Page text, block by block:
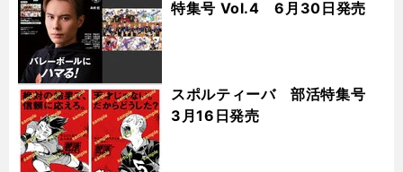
特集号 Vol.4 6月30日発売
スポルティーバ 部活特集号
3月16日発売